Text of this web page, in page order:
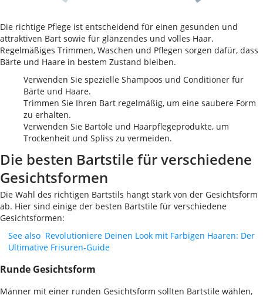
Die richtige Pflege ist entscheidend für einen gesunden und
attraktiven Bart sowie für glänzendes und volles Haar.
Regelmäßiges Trimmen, Waschen und Pflegen sorgen dafür, dass
Bärte und Haare in bestem Zustand bleiben.
Verwenden Sie spezielle Shampoos und Conditioner für
Bärte und Haare.
Trimmen Sie Ihren Bart regelmäßig, um eine saubere Form
zu erhalten.
Verwenden Sie Bartöle und Haarpflegeprodukte, um
Trockenheit und Spliss zu vermeiden.
Die besten Bartstile für verschiedene
Gesichtsformen
Die Wahl des richtigen Bartstils hängt stark von der Gesichtsform
ab. Hier sind einige der besten Bartstile für verschiedene
Gesichtsformen:
See also Revolutioniere Deinen Look mit Farbigen Haaren: Der
Ultimative Frisuren-Guide
Runde Gesichtsform
Männer mit einer runden Gesichtsform sollten Bartstile wählen,